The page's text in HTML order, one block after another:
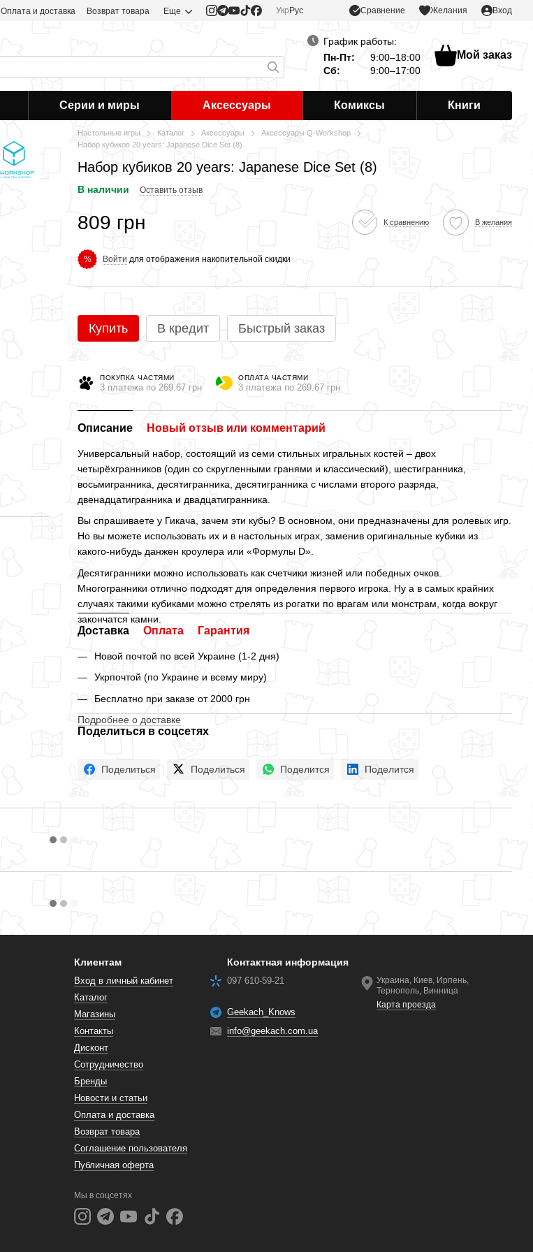
Оплата и доставка Возврат товара Еще Укр Рус Сравнение Желания Вход
График работы:
Пн-Пт:
9:00–18:00
Сб:
9:00–17:00
Мой заказ
Серии и миры Аксессуары Комиксы Книги
Настольные игры Каталог Аксессуары
Аксессуары Q-Workshop
Набор кубиков 20 years: Japanese Dice Set (8)
Набор кубиков 20 years: Japanese Dice Set (8)
В наличии Оставить отзыв
809 грн К сравнению В желания
% Войти для отображения накопительной скидки
Купить В кредит Быстрый заказ
ПОКУПКА ЧАСТЯМИ
3 платежа по 269.67 грн
ОПЛАТА ЧАСТЯМИ
3 платежа по 269.67 грн
Описание Новый отзыв или комментарий
Универсальный набор, состоящий из семи стильных игральных костей – двох
четырёхгранников (один со скругленными гранями и классический), шестигранника,
восьмигранника, десятигранника, десятигранника с числами второго разряда,
двенадцатигранника и двадцатигранника.
Вы спрашиваете у Гикача, зачем эти кубы? В основном, они предназначены для ролевых игр.
Но вы можете использовать их и в настольных играх, заменив оригинальные кубики из
какого-нибудь данжен кроулера или «Формулы D».
Десятигранники можно использовать как счетчики жизней или победных очков.
Многогранники отлично подходят для определения первого игрока. Ну а в самых крайних
случаях такими кубиками можно стрелять из рогатки по врагам или монстрам, когда вокруг
закончатся камни.
Доставка Оплата Гарантия
Новой почтой по всей Украине (1-2 дня)
Укрпочтой (по Украине и всему миру)
Бесплатно при заказе от 2000 грн
Подробнее о доставке
Поделиться в соцсетях
Поделиться Поделиться Поделится Поделится
Клиентам
Вход в личный кабинет
Каталог
Магазины
Контакты
Дисконт
Сотрудничество
Бренды
Новости и статьи
Оплата и доставка
Возврат товара
Соглашение пользователя
Публичная оферта
Мы в соцсетях
Контактная информация
097 610-59-21
Geekach_Knows
info@geekach.com.ua
Украина, Киев, Ирпень,
Тернополь, Винница
Карта проезда